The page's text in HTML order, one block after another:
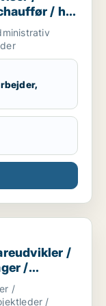
[xxxxx]
Eget
[xxxxx]
[xxxxx]
/ hr-
/ frontendudvikler
/
/
/
/